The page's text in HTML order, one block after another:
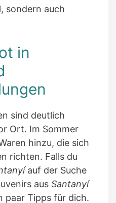
sondern auch
in
sind deutlich
Ort. Im Sommer
hinzu, die sich
richten. Falls du
auf der Suche
aus Santanyí
paar Tipps für dich.